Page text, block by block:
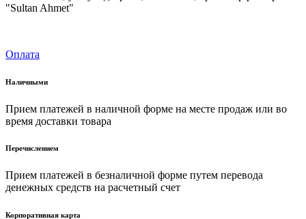
"Sultan Ahmet"
Оплата
Наличными
Прием платежей в наличной форме на месте продаж или во
время доставки товара
Перечислением
Прием платежей в безналичной форме путем перевода
денежных средств на расчетный счет
Корпоративная карта